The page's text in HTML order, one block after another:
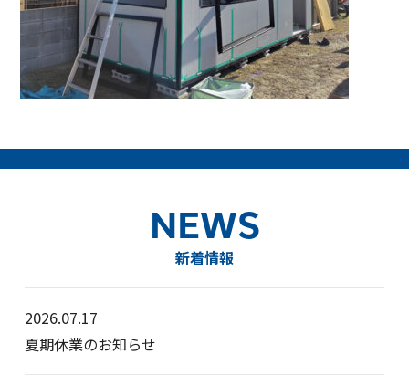
NEWS
新着情報
2026.07.17
夏期休業のお知らせ